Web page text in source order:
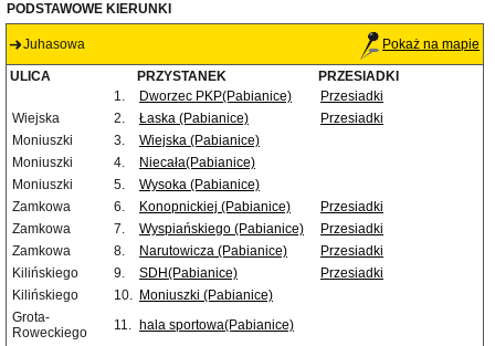
PODSTAWOWE KIERUNKI
Juhasowa Pokaż na mapie
ULICA PRZYSTANEK
PRZESIADKI
1.
Dworzec PKP(Pabianice)
Przesiadki
Wiejska
2. Łaska (Pabianice)
Przesiadki
Moniuszki
3.
Wiejska (Pabianice)
Moniuszki
4.
Niecała(Pabianice)
Moniuszki
5.
Wysoka (Pabianice)
Zamkowa
6. Konopnickiej (Pabianice)
Przesiadki
Zamkowa
7. Wyspiańskiego (Pabianice)
Przesiadki
Zamkowa
8. Narutowicza (Pabianice)
Przesiadki
Kilińskiego
9. SDH(Pabianice)
Przesiadki
Kilińskiego
10. Moniuszki (Pabianice)
Grota-
Roweckiego
11. hala sportowa(Pabianice)